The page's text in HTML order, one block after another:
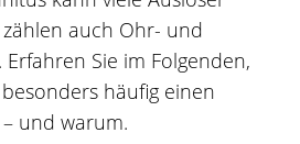
auch Ohr- und
Sie im Folgenden,
häufig einen
und warum.